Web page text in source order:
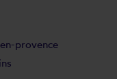
provence